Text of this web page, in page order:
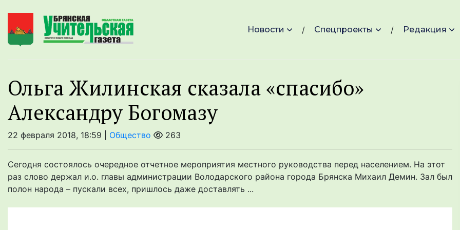
Новости Спецпроекты Редакция
Ольга Жилинская сказала «спасибо»
Александру Богомазу
22 февраля 2018, 18:59 | Общество 263
Сегодня состоялось очередное отчетное мероприятия местного руководства перед населением. На этот
раз слово держал и.о. главы администрации Володарского района города Брянска Михаил Демин. Зал был
полон народа – пускали всех, пришлось даже доставлять ...